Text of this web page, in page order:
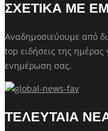
ΣΧΕΤΙΚΑ ΜΕ
Αναδημοσιεύουμε από
top ειδήσεις της ημέρας
ενημέρωση σας.
ΤΕΛΕΥΤΑΙΑ